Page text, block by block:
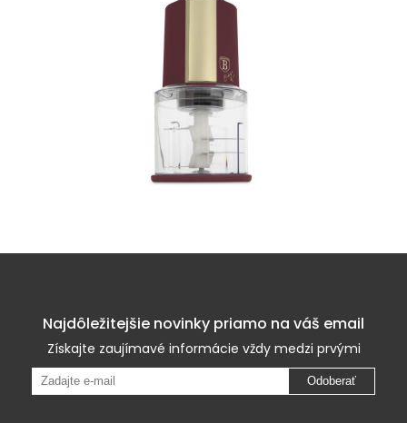
Najdôležitejšie novinky priamo na váš email
Získajte zaujímavé informácie vždy medzi prvými
Odoberať